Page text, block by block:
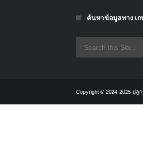
ค้นหาข้อมูลทาง เ
Copyright © 2024-2025 ปลู